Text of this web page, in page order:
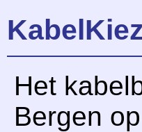
Het
Bergen